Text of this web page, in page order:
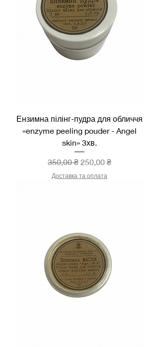
Ензимна пілінг-пудра для обличчя
«enzyme peeling pouder - Angel
skin» 3хв.
Звичайна ціна
350,00 ₴ За розпродажем
250,00 ₴
Доставка та оплата